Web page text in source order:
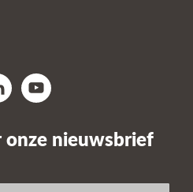
nieuwsbrief